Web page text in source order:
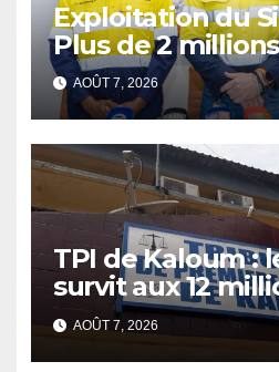
Exploitation du
Plus de 2
de fer exportées
AOÛT 7, 2026
TPI de Kaloum :
survit aux 12
détournés
AOÛT 7, 2026